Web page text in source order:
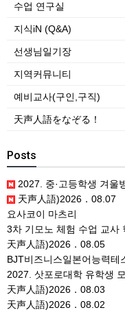
수업 연구실
지식iN (Q&A)
선생님일기장
지역커뮤니티
예비교사(구인,구직)
天声人語をなぞる！
Posts
2027. 중·고등학생 겨울방학 단기
天声人語)2026．08.07
요사코이 마츠리
3차 기모노 체험 수업 교사
天声人語)2026．08.05
BJT비즈니스일본어능력테
2027. 삿포로대학 유학생
天声人語)2026．08.03
天声人語)2026．08.02